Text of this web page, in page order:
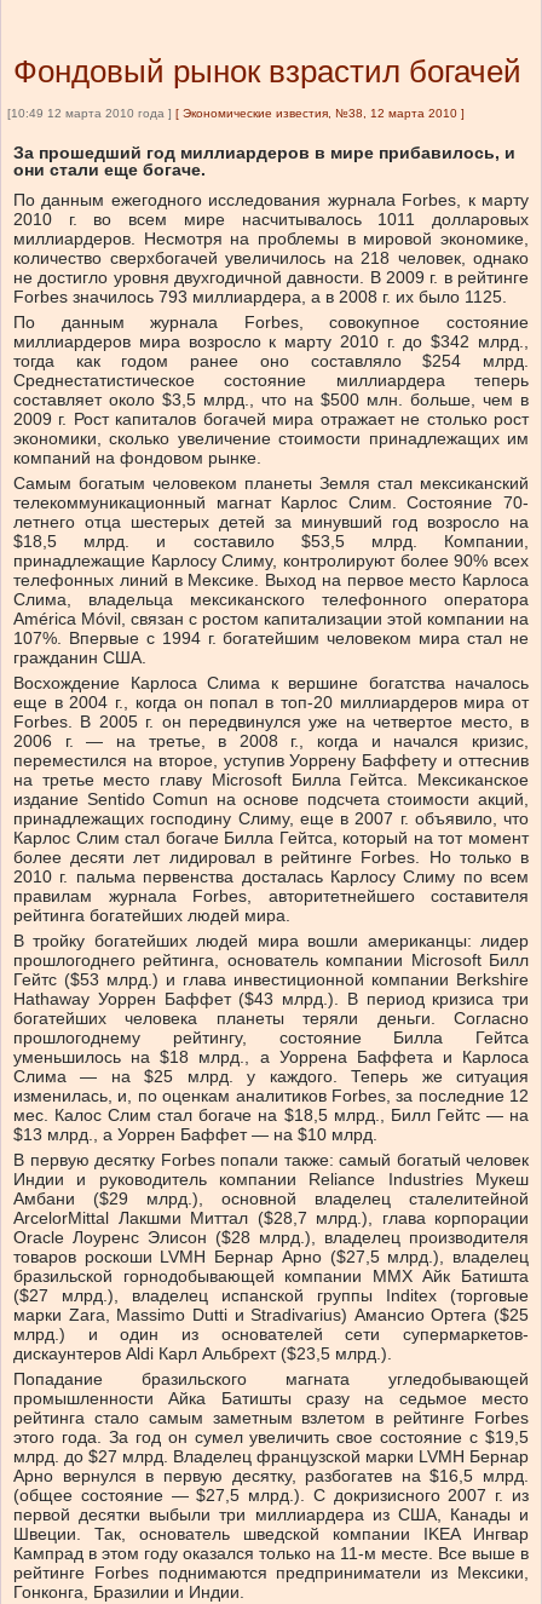
Фондовый рынок взрастил богачей
[10:49 12 марта 2010 года ] [ Экономические известия, №38, 12 марта 2010 ]
За прошедший год миллиардеров в мире прибавилось, и
они стали еще богаче.
По данным ежегодного исследования журнала Forbes, к марту
2010 г. во всем мире насчитывалось 1011 долларовых
миллиардеров. Несмотря на проблемы в мировой экономике,
количество сверхбогачей увеличилось на 218 человек, однако
не достигло уровня двухгодичной давности. В 2009 г. в рейтинге
Forbes значилось 793 миллиардера, а в 2008 г. их было 1125.
По данным журнала Forbes, совокупное состояние
миллиардеров мира возросло к марту 2010 г. до $342 млрд.,
тогда как годом ранее оно составляло $254 млрд.
Среднестатистическое состояние миллиардера теперь
составляет около $3,5 млрд., что на $500 млн. больше, чем в
2009 г. Рост капиталов богачей мира отражает не столько рост
экономики, сколько увеличение стоимости принадлежащих им
компаний на фондовом рынке.
Самым богатым человеком планеты Земля стал мексиканский
телекоммуникационный магнат Карлос Слим. Состояние 70-
летнего отца шестерых детей за минувший год возросло на
$18,5 млрд. и составило $53,5 млрд. Компании,
принадлежащие Карлосу Слиму, контролируют более 90% всех
телефонных линий в Мексике. Выход на первое место Карлоса
Слима, владельца мексиканского телефонного оператора
América Móvil, связан с ростом капитализации этой компании на
107%. Впервые с 1994 г. богатейшим человеком мира стал не
гражданин США.
Восхождение Карлоса Слима к вершине богатства началось
еще в 2004 г., когда он попал в топ-20 миллиардеров мира от
Forbes. В 2005 г. он передвинулся уже на четвертое место, в
2006 г. — на третье, в 2008 г., когда и начался кризис,
переместился на второе, уступив Уоррену Баффету и оттеснив
на третье место главу Microsoft Билла Гейтса. Мексиканское
издание Sentido Comun на основе подсчета стоимости акций,
принадлежащих господину Слиму, еще в 2007 г. объявило, что
Карлос Слим стал богаче Билла Гейтса, который на тот момент
более десяти лет лидировал в рейтинге Forbes. Но только в
2010 г. пальма первенства досталась Карлосу Слиму по всем
правилам журнала Forbes, авторитетнейшего составителя
рейтинга богатейших людей мира.
В тройку богатейших людей мира вошли американцы: лидер
прошлогоднего рейтинга, основатель компании Microsoft Билл
Гейтс ($53 млрд.) и глава инвестиционной компании Berkshire
Hathaway Уоррен Баффет ($43 млрд.). В период кризиса три
богатейших человека планеты теряли деньги. Согласно
прошлогоднему рейтингу, состояние Билла Гейтса
уменьшилось на $18 млрд., а Уоррена Баффета и Карлоса
Слима — на $25 млрд. у каждого. Теперь же ситуация
изменилась, и, по оценкам аналитиков Forbes, за последние 12
мес. Калос Слим стал богаче на $18,5 млрд., Билл Гейтс — на
$13 млрд., а Уоррен Баффет — на $10 млрд.
В первую десятку Forbes попали также: самый богатый человек
Индии и руководитель компании Reliance Industries Мукеш
Амбани ($29 млрд.), основной владелец сталелитейной
ArcelorMittal Лакшми Миттал ($28,7 млрд.), глава корпорации
Oracle Лоуренс Элисон ($28 млрд.), владелец производителя
товаров роскоши LVMH Бернар Арно ($27,5 млрд.), владелец
бразильской горнодобывающей компании MMX Айк Батишта
($27 млрд.), владелец испанской группы Inditex (торговые
марки Zara, Massimo Dutti и Stradivarius) Амансио Ортега ($25
млрд.) и один из основателей сети супермаркетов-
дискаунтеров Aldi Карл Альбрехт ($23,5 млрд.).
Попадание бразильского магната угледобывающей
промышленности Айка Батишты сразу на седьмое место
рейтинга стало самым заметным взлетом в рейтинге Forbes
этого года. За год он сумел увеличить свое состояние с $19,5
млрд. до $27 млрд. Владелец французской марки LVMH Бернар
Арно вернулся в первую десятку, разбогатев на $16,5 млрд.
(общее состояние — $27,5 млрд.). С докризисного 2007 г. из
первой десятки выбыли три миллиардера из США, Канады и
Швеции. Так, основатель шведской компании IKEA Ингвар
Кампрад в этом году оказался только на 11-м месте. Все выше в
рейтинге Forbes поднимаются предприниматели из Мексики,
Гонконга, Бразилии и Индии.